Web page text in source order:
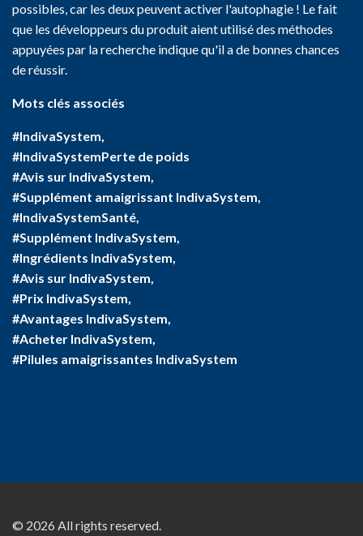
possibles, car les deux peuvent activer l'autophagie ! Le fait
que les développeurs du produit aient utilisé des méthodes
appuyées par la recherche indique qu'il a de bonnes chances
de réussir.
Mots clés associés
#IndivaSystem,
#IndivaSystemPerte de poids
#Avis sur IndivaSystem,
#Supplément amaigrissant IndivaSystem,
#IndivaSystemSanté,
#Supplément IndivaSystem,
#Ingrédients IndivaSystem,
#Avis sur IndivaSystem,
#Prix IndivaSystem,
#Avantages IndivaSystem,
#Acheter IndivaSystem,
#Pilules amaigrissantes IndivaSystem
© 2026 All rights reserved.